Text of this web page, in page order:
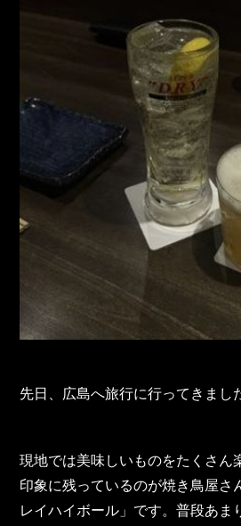
Talent Placement Service
TOHO Holdings Co., Ltd.
TOHO Automobile Co., Ltd.
TOHO Autofreude Co., Ltd.
World Parts Co., Ltd.
Thonatik Co., Ltd.
TOHO Column
Contact Us
先日、広島へ旅行に行ってきまし
現地では美味しいものをたくさん
印象に残っているのが焼き鳥屋さ
レイハイボール」です。普段あま